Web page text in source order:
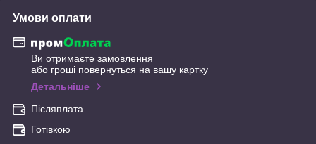
Умови оплати
Ви отримаєте замовлення
або гроші повернуться на вашу картку
Детальніше
Післяплата
Готівкою